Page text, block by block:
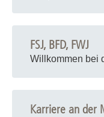
FSJ, BFD, FWJ
Willkommen bei
Karriere an der